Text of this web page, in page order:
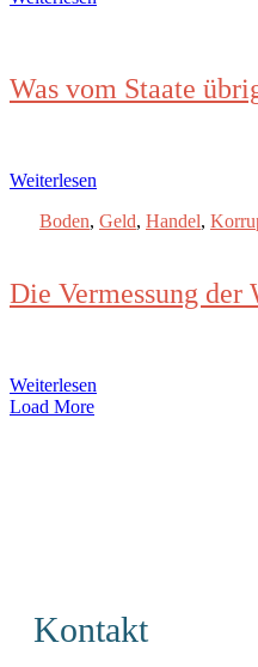
Was vom Staate
Weiterlesen
Boden, Geld, Handel,
Die Vermessung der
Weiterlesen
Load More
Kontakt